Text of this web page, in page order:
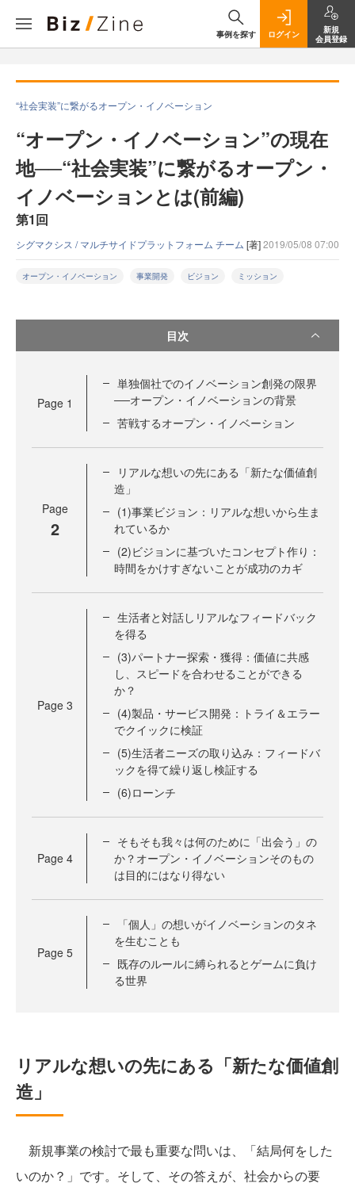
事例を探す ログイン
新規
会員登録
“社会実装”に繋がるオープン・イノベーション
“オープン・イノベーション”の現在
地──“社会実装”に繋がるオープン・
イノベーションとは(前編)
第1回
シグマクシス / マルチサイドプラットフォーム チーム [著]2019/05/08 07:00
オープン・イノベーション 事業開発 ビジョン ミッション
目次
Page 1
単独個社でのイノベーション創発の限界
──オープン・イノベーションの背景
苦戦するオープン・イノベーション
Page
2
リアルな想いの先にある「新たな価値創
造」
(1)事業ビジョン：リアルな想いから生ま
れているか
(2)ビジョンに基づいたコンセプト作り：
時間をかけすぎないことが成功のカギ
Page 3
生活者と対話しリアルなフィードバック
を得る
(3)パートナー探索・獲得：価値に共感
し、スピードを合わせることができる
か？
(4)製品・サービス開発：トライ＆エラー
でクイックに検証
(5)生活者ニーズの取り込み：フィードバ
ックを得て繰り返し検証する
(6)ローンチ
Page 4
そもそも我々は何のために「出会う」の
か？オープン・イノベーションそのもの
は目的にはなり得ない
Page 5
「個人」の想いがイノベーションのタネ
を生むことも
既存のルールに縛られるとゲームに負け
る世界
リアルな想いの先にある「新たな価値創
造」
新規事業の検討で最も重要な問いは、「結局何をした
いのか？」です。そして、その答えが、社会からの要